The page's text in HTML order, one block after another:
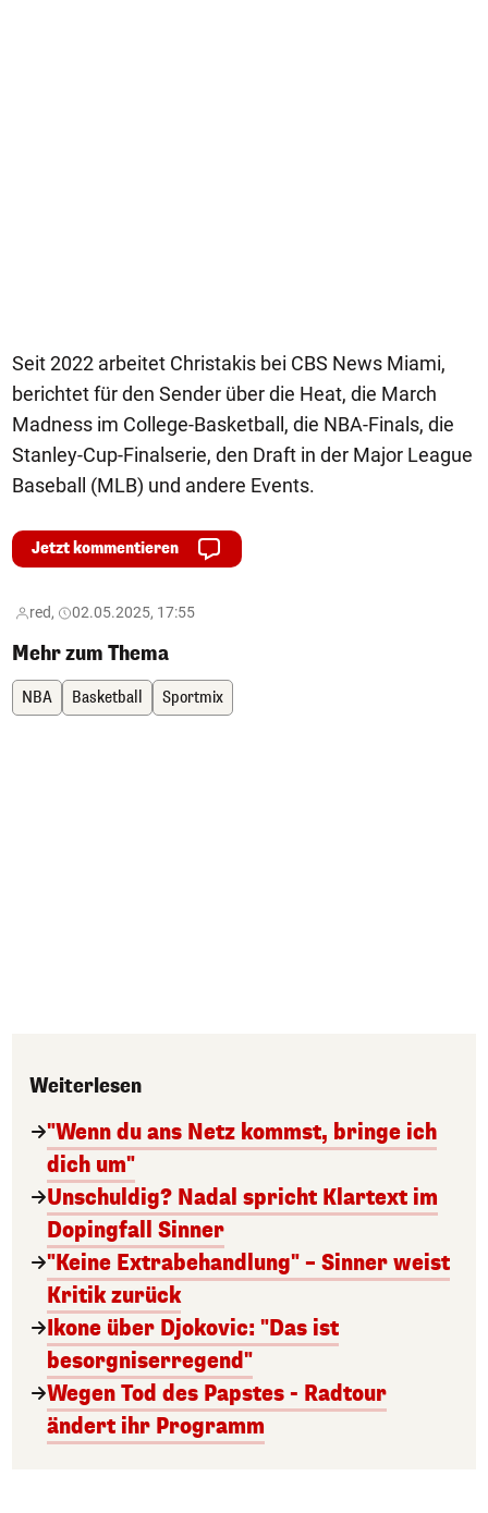
Seit 2022 arbeitet Christakis bei CBS News Miami,
berichtet für den Sender über die Heat, die March
Madness im College-Basketball, die NBA-Finals, die
Stanley-Cup-Finalserie, den Draft in der Major League
Baseball (MLB) und andere Events.
Jetzt kommentieren
red, 02.05.2025, 17:55
Mehr zum Thema
NBA Basketball Sportmix
Weiterlesen
"Wenn du ans Netz kommst, bringe ich
dich um"
Unschuldig? Nadal spricht Klartext im
Dopingfall Sinner
"Keine Extrabehandlung" – Sinner weist
Kritik zurück
Ikone über Djokovic: "Das ist
besorgniserregend"
Wegen Tod des Papstes - Radtour
ändert ihr Programm